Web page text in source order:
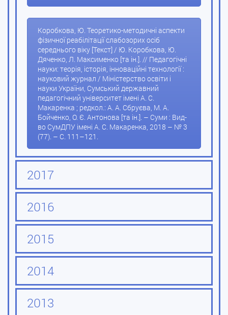
Коробкова, Ю. Теоретико-методичні аспекти
фізичної реабілітації слабозорих осіб
середнього віку [Текст] / Ю. Коробкова, Ю.
Дяченко, Л. Максименко [та ін.]. // Педагогічні
науки: теорія, історія, інноваційні технології :
науковий журнал / Міністерство освіти і
науки України, Сумський державний
педагогічний університет імені А. С.
Макаренка ; редкол.: А. А. Сбруєва, М. А.
Бойченко, О. Є. Антонова [та ін.]. – Суми : Вид-
во СумДПУ імені А. С. Макаренка, 2018 – № 3
(77). – С. 111–121.
2017
2016
2015
2014
2013